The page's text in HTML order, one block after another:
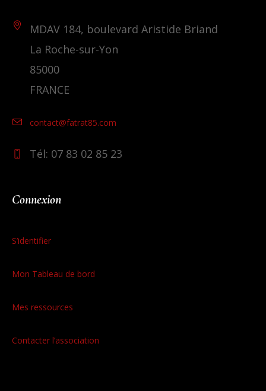
MDAV 184, boulevard Aristide Briand
La Roche-sur-Yon
85000
FRANCE
contact@fatrat85.com
Tél: 07 83 02 85 23
Connexion
S’identifier
Mon Tableau de bord
Mes ressources
Contacter l’association